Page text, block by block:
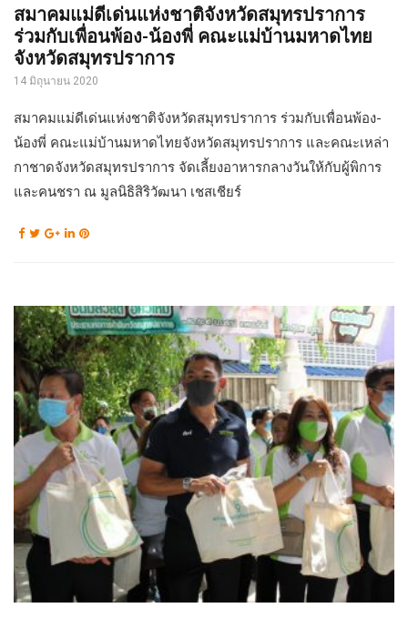
สมาคมแม่ดีเด่นแห่งชาติจังหวัดสมุทรปราการ
ร่วมกับเพื่อนพ้อง-น้องพี่ คณะแม่บ้านมหาดไทย
จังหวัดสมุทรปราการ
14 มิถุนายน 2020
สมาคมแม่ดีเด่นแห่งชาติจังหวัดสมุทรปราการ ร่วมกับเพื่อนพ้อง-
น้องพี่ คณะแม่บ้านมหาดไทยจังหวัดสมุทรปราการ และคณะเหล่า
กาชาดจังหวัดสมุทรปราการ จัดเลี้ยงอาหารกลางวันให้กับผู้พิการ
และคนชรา ณ มูลนิธิสิริวัฒนา เชสเชียร์